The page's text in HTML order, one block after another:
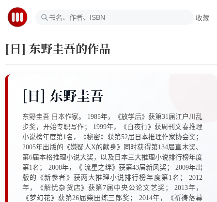
收藏
[日] 东野圭吾的作品
[日] 东野圭吾
东野圭吾 日本作家。 1985年，《放学后》获第31届江户川乱
步奖，开始专职写作； 1999年，《白夜行》获周刊文春推理
小说榜年度第1名，《秘密》获第52届日本推理作家协会奖；
2005年出版的《嫌疑人X的献身》同时获得第134届直木奖、
第6届本格推理小说大奖，以及日本三大推理小说排行榜年度
第1名； 2008年，《 流星之绊》获第43届新风奖； 2009年出
版的《新参者》获两大推理小说排行榜年度第1名； 2012
年，《解忧杂货店》获第7届中央公论文艺奖； 2013年，
《梦幻花》获第26届柴田炼三郎奖； 2014年，《祈祷落幕